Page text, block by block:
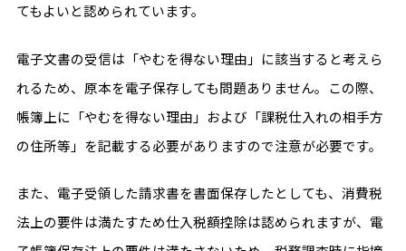
てもよいと認められています。
電子文書の受信は「やむを得ない理由」に該当すると考えら
れるため、原本を電子保存しても問題ありません。この際、
帳簿上に「やむを得ない理由」および「課税仕入れの相手方
の住所等」を記載する必要がありますので注意が必要です。
また、電子受領した請求書を書面保存したとしても、消費税
法上の要件は満たすため仕入税額控除は認められますが、電